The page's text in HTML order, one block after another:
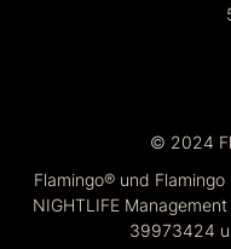
© 2024
Flamingo® und
NIGHTLIFE
39973424